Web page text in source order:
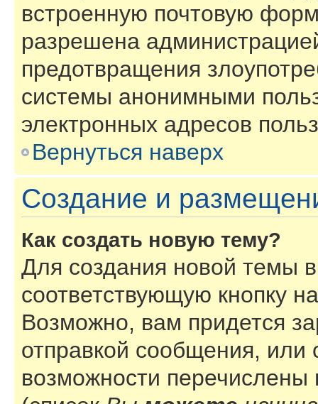
встроенную почтовую
разрешена
предотвращения
системы анонимными
электронных адресов
Вернуться наверх
Создание и
Как создать новую тему?
Для создания новой темы
соответствующую кнопку
Возможно, вам придется
отправкой сообщения,
возможности